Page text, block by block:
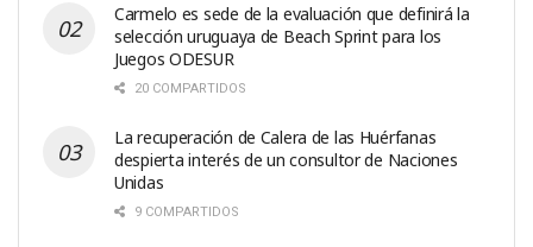
Carmelo es sede de la evaluación que definirá la
selección uruguaya de Beach Sprint para los
Juegos ODESUR
20 COMPARTIDOS
La recuperación de Calera de las Huérfanas
despierta interés de un consultor de Naciones
Unidas
9 COMPARTIDOS